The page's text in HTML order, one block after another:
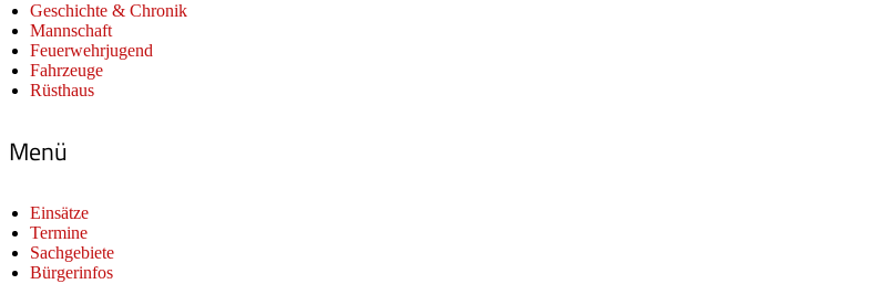
Geschichte & Chronik
Mannschaft
Feuerwehrjugend
Fahrzeuge
Rüsthaus
Menü
Einsätze
Termine
Sachgebiete
Bürgerinfos